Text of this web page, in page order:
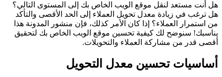
هل أنت مستعد لنقل موقع الويب الخاص بك إلى المستوى التالي؟
هل ترغب في زيادة معدل تحويل العملاء إلى الحد الأقصى والتأكد
من استمرار العملاء؟ إذا كان الأمر كذلك، فإن منشور المدونة هذا
يناسبك! سنوضح لك كيفية تحسين موقع الويب الخاص بك لتحقيق
أقصى قدر من مشاركة العملاء والتحويلات.
أساسيات تحسين معدل التحويل